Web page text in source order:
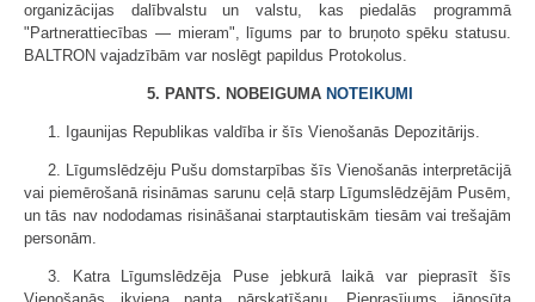
organizācijas dalībvalstu un valstu, kas piedalās programmā
"Partnerattiecības — mieram", līgums par to bruņoto spēku statusu.
BALTRON vajadzībām var noslēgt papildus Protokolus.
5. PANTS. NOBEIGUMA NOTEIKUMI
1. Igaunijas Republikas valdība ir šīs Vienošanās Depozitārijs.
2. Līgumslēdzēju Pušu domstarpības šīs Vienošanās interpretācijā
vai piemērošanā risināmas sarunu ceļā starp Līgumslēdzējām Pusēm,
un tās nav nododamas risināšanai starptautiskām tiesām vai trešajām
personām.
3. Katra Līgumslēdzēja Puse jebkurā laikā var pieprasīt šīs